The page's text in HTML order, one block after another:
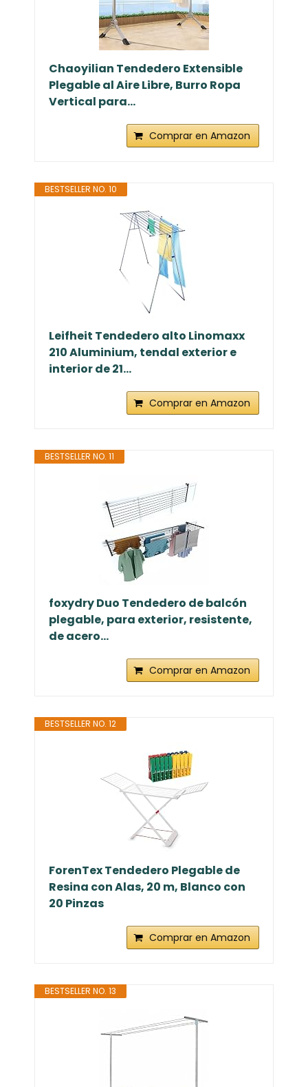
Chaoyilian Tendedero Extensible
Plegable al Aire Libre, Burro Ropa
Vertical para...
Comprar en Amazon
BESTSELLER NO. 10
Leifheit Tendedero alto Linomaxx
210 Aluminium, tendal exterior e
interior de 21...
Comprar en Amazon
BESTSELLER NO. 11
foxydry Duo Tendedero de balcón
plegable, para exterior, resistente,
de acero...
Comprar en Amazon
BESTSELLER NO. 12
ForenTex Tendedero Plegable de
Resina con Alas, 20 m, Blanco con
20 Pinzas
Comprar en Amazon
BESTSELLER NO. 13